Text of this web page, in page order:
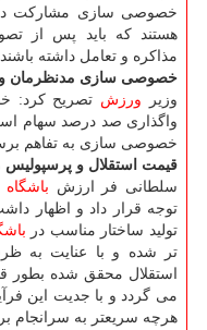
خصوصی سازی مشاركت
هستند كه باید پس از
مذاكره و تعامل داشته باشند.
خصوصی سازی مدنظرمان
وزیر ورزش تصریح كرد:
واگذاری صد درصد سهام
خصوصی سازی به تفاهم
قیمت استقلال و
سلطانی فر ارزش باشگاه
توجه قرار داد و اظهار
تولید ساختار مناسب در
تر شده و با عنایت به
استقلال محقق شده بطور
می گردد و با جدیت این
هرچه سریعتر به سرانجام